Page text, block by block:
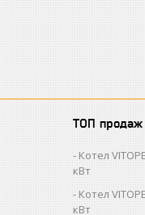
ТОП продаж
Котел
кВт
Котел
кВт